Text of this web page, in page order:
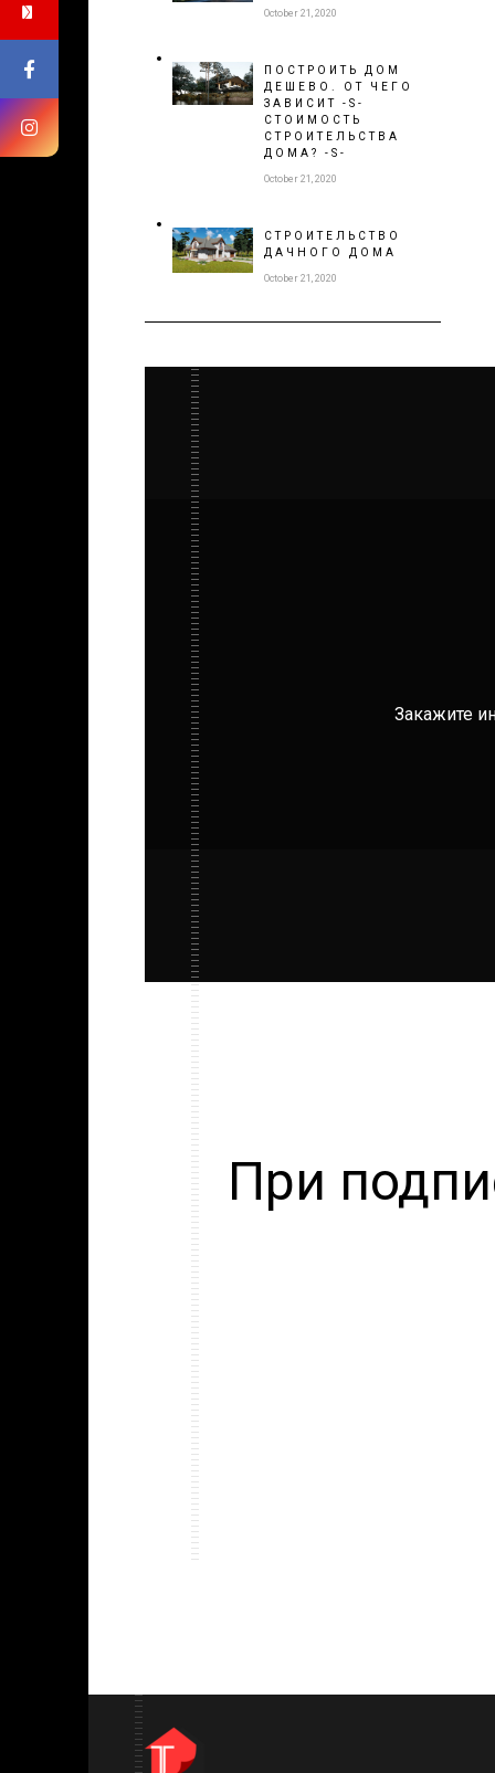
October 21, 2020
ПОСТРОИТЬ ДОМ
ДЕШЕВО. ОТ ЧЕГО
ЗАВИСИТ -S-
СТОИМОСТЬ
СТРОИТЕЛЬСТВА
ДОМА? -S-
October 21, 2020
СТРОИТЕЛЬСТВО
ДАЧНОГО ДОМА
October 21, 2020
Закажите
При